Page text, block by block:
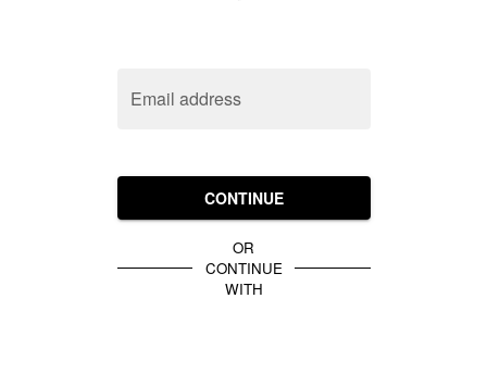
Email address
CONTINUE
OR
CONTINUE
WITH